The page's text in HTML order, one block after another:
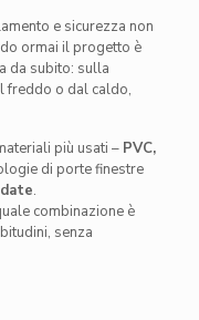
e sicurezza non
ormai il progetto è
da subito: sulla
freddo o dal caldo,
più usati – PVC,
di porte finestre
.
combinazione è
senza